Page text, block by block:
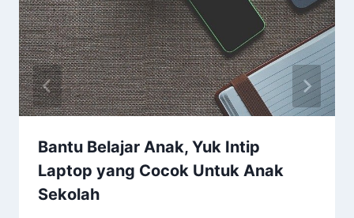
Bantu Belajar Anak, Yuk Intip
Laptop yang Cocok Untuk Anak
Sekolah